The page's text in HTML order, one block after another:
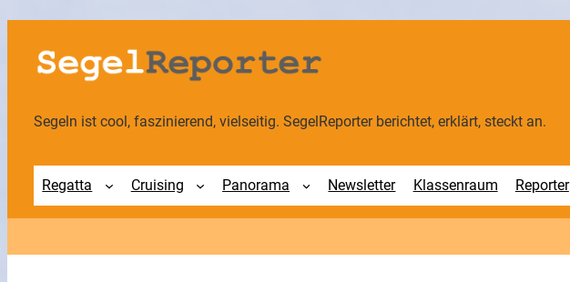
Zum
Inhalt
springen
Segeln ist cool, faszinierend, vielseitig. SegelReporter berichtet, erklärt, steckt an.
Regatta Cruising Panorama Newsletter Klassenraum Reporter